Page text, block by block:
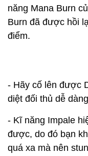
năng Mana Burn
Burn đã được hồi
điểm.
- Hãy cố lên được
diệt đối thủ dễ
- Kĩ năng Impale
được, do đó bạn
quá xa mà nên